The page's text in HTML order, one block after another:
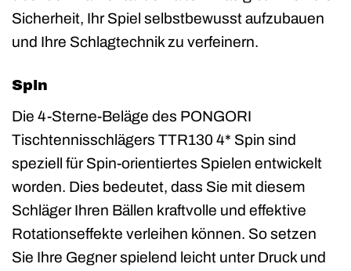
Sicherheit, Ihr Spiel selbstbewusst aufzubauen
und Ihre Schlagtechnik zu verfeinern.
Spin
Die 4-Sterne-Beläge des PONGORI
Tischtennisschlägers TTR130 4* Spin sind
speziell für Spin-orientiertes Spielen entwickelt
worden. Dies bedeutet, dass Sie mit diesem
Schläger Ihren Bällen kraftvolle und effektive
Rotationseffekte verleihen können. So setzen
Sie Ihre Gegner spielend leicht unter Druck und